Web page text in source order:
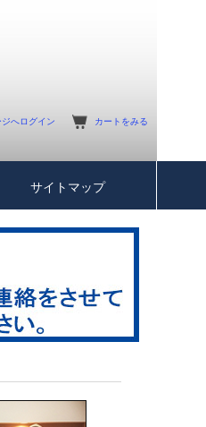
へログイン カートをみる
サイトマップ